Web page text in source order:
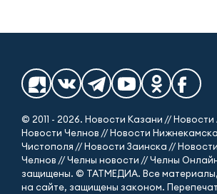
© 2011 - 2026. Новости Казани // Новости
Новости Челнов // Новости
Чистополя // Новости Заинска //
Челнов // Челны новости // Челны
защищены. © ТАТМЕДИА. Все
на сайте, защищены законом.